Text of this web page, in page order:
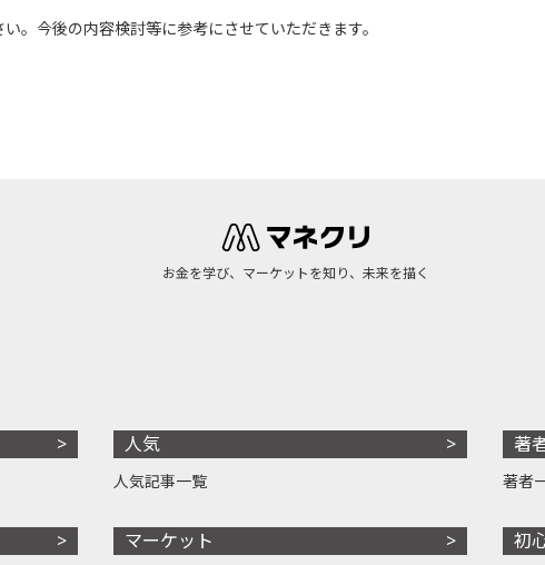
。今後の内容検討等に参考にさせていただきます。
お金を学び、マーケットを知り、未来を描く
人気
人気記事一覧
マーケット
著
著者
初